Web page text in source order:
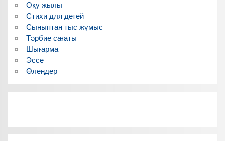
Оқу жылы
Стихи для детей
Сыныптан тыс жұмыс
Тәрбие сағаты
Шығарма
Эссе
Өлеңдер